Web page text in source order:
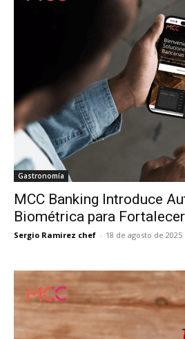
Gastronomía
MCC Banking Introduce
Biométrica para
Sergio Ramirez chef - 18 de agosto de 2025